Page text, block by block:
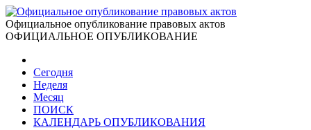
Официальное опубликование правовых актов
ОФИЦИАЛЬНОЕ ОПУБЛИКОВАНИЕ
Сегодня
Неделя
Месяц
ПОИСК
КАЛЕНДАРЬ ОПУБЛИКОВАНИЯ